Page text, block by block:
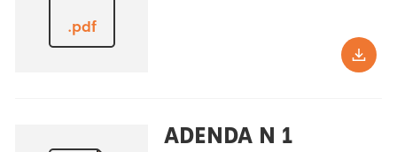
.pdf
ADENDA N 1